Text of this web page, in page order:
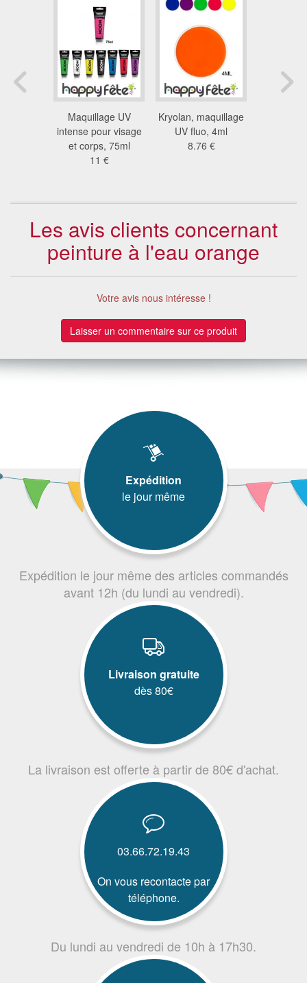
Maquillage UV
intense pour visage
et corps, 75ml
11 €
Kryolan, maquillage
UV fluo, 4ml
8.76 €
Les avis clients concernant
peinture à l'eau orange
Votre avis nous intéresse !
Laisser un commentaire sur ce produit
Expédition
le jour même
Expédition le jour même des articles commandés
avant 12h (du lundi au vendredi).
Livraison gratuite
dès 80€
La livraison est offerte à partir de 80€ d'achat.
03.66.72.19.43
On vous recontacte par
téléphone.
Du lundi au vendredi de 10h à 17h30.